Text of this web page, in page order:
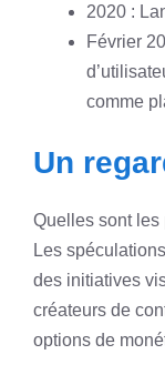
2020 :
Février
comme
Un
Quelles sont les
Les
des initiatives
créateurs de
options de